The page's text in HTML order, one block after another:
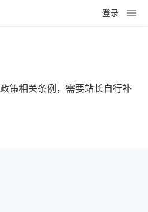
登录
策相关条例，需要站长自行补